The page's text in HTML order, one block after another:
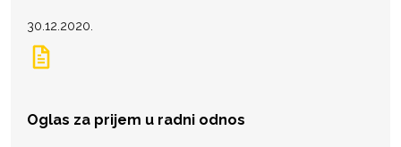
30.12.2020.
Oglas za prijem u radni odnos